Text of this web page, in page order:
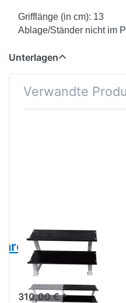
Grifflänge (in cm): 13
Ablage/Ständer nicht im
Unterlagen
Verwandte
POWER-XTREME
Hex-
Hantelständer
Hex-Rack
310,00 € *